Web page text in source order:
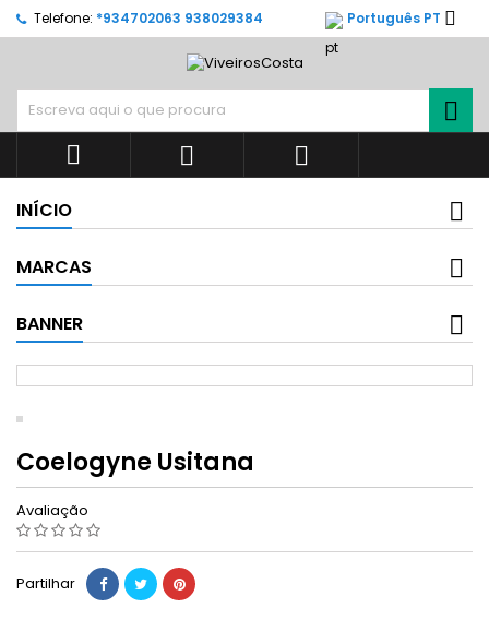
Telefone: *934702063 938029384 Português PT 


 
INÍCIO
MARCAS
BANNER
Coelogyne Usitana
Avaliação
Partilhar